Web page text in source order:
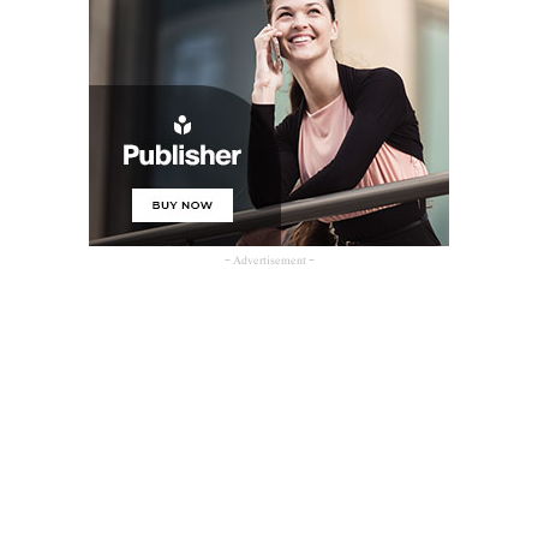
- Advertisement -